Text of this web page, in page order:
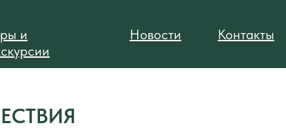
Новости Контакты
и